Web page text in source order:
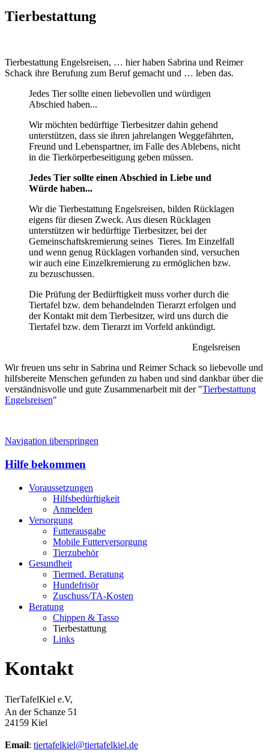
Tierbestattung
Tierbestattung Engelsreisen, … hier haben Sabrina und Reimer
Schack ihre Berufung zum Beruf gemacht und … leben das.
Jedes Tier sollte einen liebevollen und würdigen
Abschied haben...
Wir möchten bedürftige Tierbesitzer dahin gehend
unterstützen, dass sie ihren jahrelangen Weggefährten,
Freund und Lebenspartner, im Falle des Ablebens, nicht
in die Tierkörperbeseitigung geben müssen.
Jedes Tier sollte einen Abschied in Liebe und
Würde haben...
Wir die Tierbestattung Engelsreisen, bilden Rücklagen
eigens für diesen Zweck. Aus diesen Rücklagen
unterstützen wir bedürftige Tierbesitzer, bei der
Gemeinschaftskremierung seines Tieres. Im Einzelfall
und wenn genug Rücklagen vorhanden sind, versuchen
wir auch eine Einzelkremierung zu ermöglichen bzw.
zu bezuschussen.
Die Prüfung der Bedürftigkeit muss vorher durch die
Tiertafel bzw. dem behandelnden Tierarzt erfolgen und
der Kontakt mit dem Tierbesitzer, wird uns durch die
Tiertafel bzw. dem Tierarzt im Vorfeld ankündigt.
Engelsreisen
Wir freuen uns sehr in Sabrina und Reimer Schack so liebevolle und
hilfsbereite Menschen gefunden zu haben und sind dankbar über die
verständnisvolle und gute Zusammenarbeit mit der "Tierbestattung
Engelsreisen"
Navigation überspringen
Hilfe bekommen
Voraussetzungen
Hilfsbedürftigkeit
Anmelden
Versorgung
Futterausgabe
Mobile Futterversorgung
Tierzubehör
Gesundheit
Tiermed. Beratung
Hundefrisör
Zuschuss/TA-Kosten
Beratung
Chippen & Tasso
Tierbestattung
Links
Kontakt
TierTafelKiel e.V,
An der Schanze 51
24159 Kiel
Email: tiertafelkiel@tiertafelkiel.de